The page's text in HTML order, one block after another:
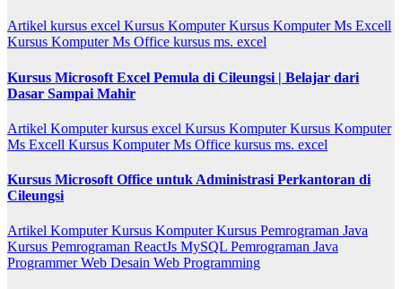
Artikel kursus excel Kursus KomputerKursus Komputer Ms Excell
Kursus Komputer Ms Office kursus ms. excel
Kursus Microsoft Excel Pemula di Cileungsi | Belajar dari
Dasar Sampai Mahir
Artikel Komputerkursus excel Kursus KomputerKursus Komputer
Ms Excell Kursus Komputer Ms Office kursus ms. excel
Kursus Microsoft Office untuk Administrasi Perkantoran di
Cileungsi
Artikel KomputerKursus KomputerKursus Pemrograman Java
Kursus Pemrograman ReactJs MySQL Pemrograman Java
ProgrammerWeb Desain Web Programming